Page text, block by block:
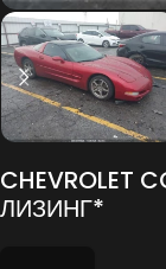
CHEVROLET
ЛИЗИНГ*